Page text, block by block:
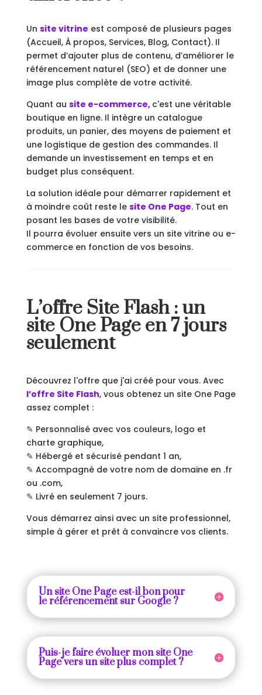
Un site vitrine est composé de plusieurs pages
(Accueil, À propos, Services, Blog, Contact). Il
permet d’ajouter plus de contenu, d’améliorer le
référencement naturel (SEO) et de donner une
image plus complète de votre activité.
Quant au site e-commerce, c'est une véritable
boutique en ligne. Il intègre un catalogue
produits, un panier, des moyens de paiement et
une logistique de gestion des commandes. Il
demande un investissement en temps et en
budget plus conséquent.
La solution idéale pour démarrer rapidement et
à moindre coût reste le site One Page. Tout en
posant les bases de votre visibilité.
Il pourra évoluer ensuite vers un site vitrine ou e-
commerce en fonction de vos besoins.
L’offre Site Flash : un
site One Page en 7 jours
seulement
Découvrez l'offre que j'ai créé pour vous. Avec
l’offre Site Flash, vous obtenez un site One Page
assez complet :
✎ Personnalisé avec vos couleurs, logo et
charte graphique,
✎ Hébergé et sécurisé pendant 1 an,
✎ Accompagné de votre nom de domaine en .fr
ou .com,
✎ Livré en seulement 7 jours.
Vous démarrez ainsi avec un site professionnel,
simple à gérer et prêt à convaincre vos clients.
Un site One Page est-il bon pour
le référencement sur Google ?
Puis-je faire évoluer mon site One
Page vers un site plus complet ?